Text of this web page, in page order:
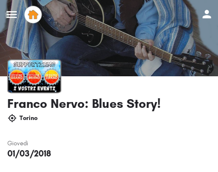
Franco Nervo: Blues Story!
Torino
Giovedi
01/03/2018